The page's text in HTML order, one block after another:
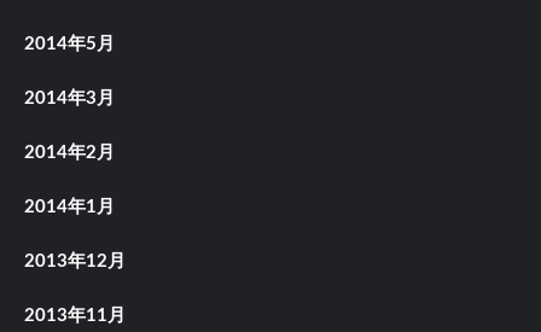
2014年5月
2014年3月
2014年2月
2014年1月
2013年12月
2013年11月